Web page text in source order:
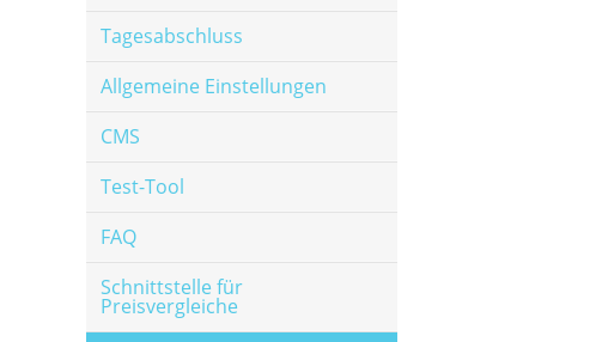
Tagesabschluss
Allgemeine Einstellungen
CMS
Test-Tool
FAQ
Schnittstelle für
Preisvergleiche